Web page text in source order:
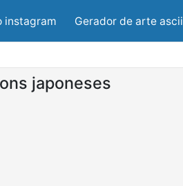
instagram Gerador de arte ascii
japoneses